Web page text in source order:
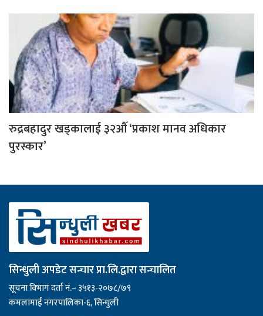
रुद्रबहादुर खड्कालाई ३२औँ ‘प्रकाश मानव अधिकार
पुरस्कार’
सिन्धुली अपडेट सन्चार प्रा.लि.द्वारा सन्चालित
सूचना विभाग दर्ता नं.– ३५१३-२०७८/७९
कमलामाई नगरपालिका-६, सिन्धुली